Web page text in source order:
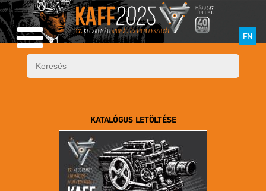
EN
KATALÓGUS LETÖLTÉSE